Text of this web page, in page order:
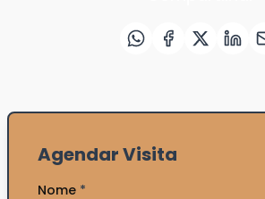
Agendar Visita
Nome *